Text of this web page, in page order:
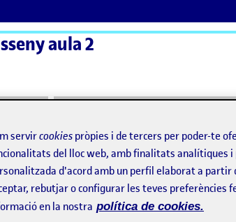
aula 2
servircookies pròpies i de tercers per poder-te
del lloc web, amb finalitats analítiques
d'acord amb un perfil elaborat a partir
rebutjar o configurar les teves preferències
en la nostra política de cookies.